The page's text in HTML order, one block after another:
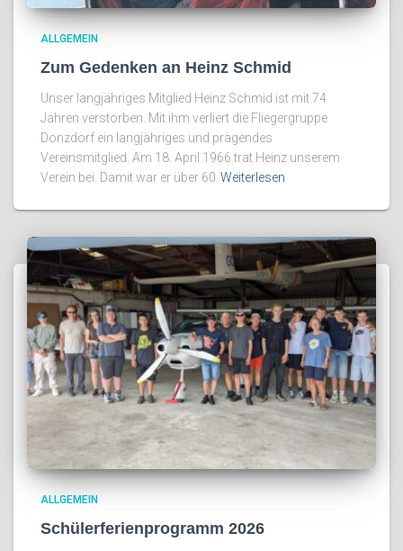
ALLGEMEIN
Zum Gedenken an Heinz Schmid
Unser langjähriges Mitglied Heinz Schmid ist mit 74
Jahren verstorben. Mit ihm verliert die Fliegergruppe
Donzdorf ein langjähriges und prägendes
Vereinsmitglied. Am 18. April 1966 trat Heinz unserem
Verein bei. Damit war er über 60 Weiterlesen
ALLGEMEIN
Schülerferienprogramm 2026